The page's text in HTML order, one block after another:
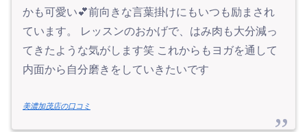
かも可愛い💕前向きな言葉掛けにもいつも励まされ
ています。 レッスンのおかげで、はみ肉も大分減っ
てきたような気がします笑 これからもヨガを通して
内面から自分磨きをしていきたいです
美濃加茂店の口コミ